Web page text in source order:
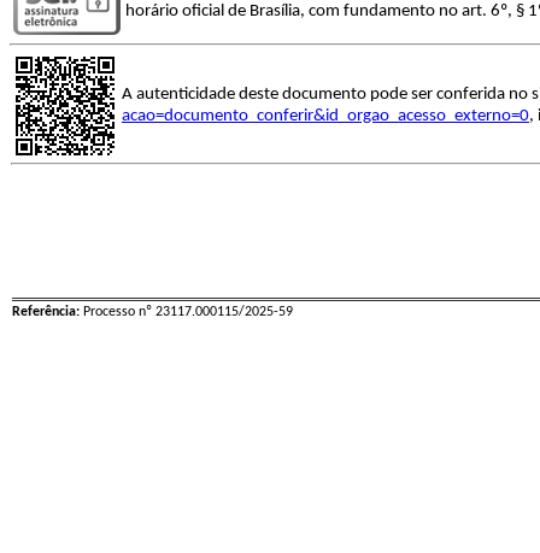
horário oficial de Brasília, com fundamento no art. 6º, §
A autenticidade deste documento pode ser conferida no
acao=documento_conferir&id_orgao_acesso_externo=0,
Referência: Processo nº 23117.000115/2025-59